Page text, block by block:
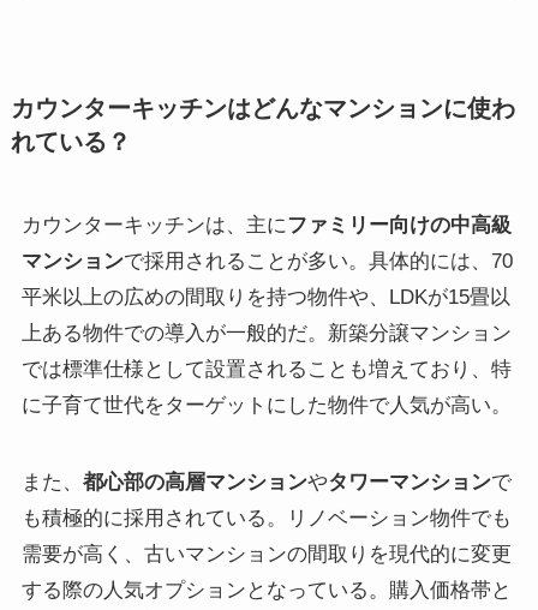
カウンターキッチンはどんなマンションに使わ
れている？
カウンターキッチンは、主にファミリー向けの中高級
マンションで採用されることが多い。具体的には、70
平米以上の広めの間取りを持つ物件や、LDKが15畳以
上ある物件での導入が一般的だ。新築分譲マンション
では標準仕様として設置されることも増えており、特
に子育て世代をターゲットにした物件で人気が高い。
また、 都心部の高層マンションやタワーマンションで
も積極的に採用されている。リノベーション物件でも
需要が高く、古いマンションの間取りを現代的に変更
する際の人気オプションとなっている。購入価格帯と